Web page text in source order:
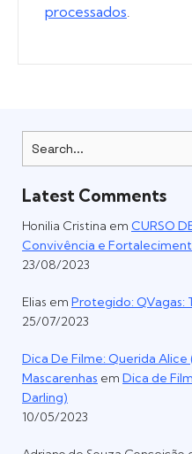
processados.
Latest Comments
Honilia Cristina em CURSO
Convivência e
23/08/2023
Elias em Protegido:
25/07/2023
Dica De Filme: Querida
Mascarenhas em Dica de
Darling)
10/05/2023